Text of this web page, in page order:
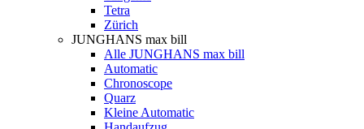
Tetra
Zürich
JUNGHANS max bill
Alle JUNGHANS max bill
Automatic
Chronoscope
Quarz
Kleine Automatic